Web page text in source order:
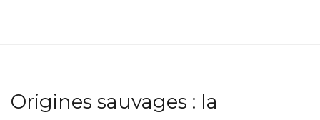
Origines sauvages : la